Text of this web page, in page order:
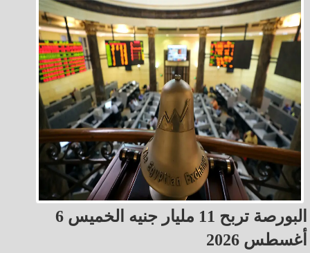
البورصة تربح 11 مليار جنيه الخميس 6
أغسطس 2026